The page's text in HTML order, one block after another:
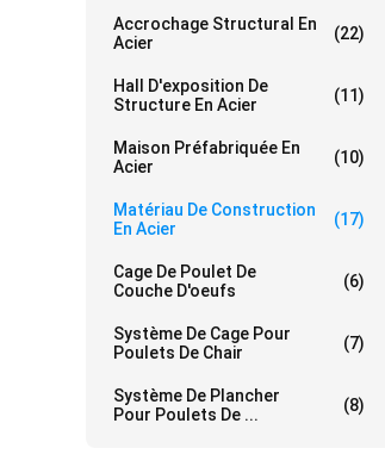
Accrochage Structural En
Acier
(22)
Hall D'exposition De
Structure En Acier
(11)
Maison Préfabriquée En
Acier
(10)
Matériau De Construction
En Acier
(17)
Cage De Poulet De
Couche D'oeufs
(6)
Système De Cage Pour
Poulets De Chair
(7)
Système De Plancher
Pour Poulets De ...
(8)